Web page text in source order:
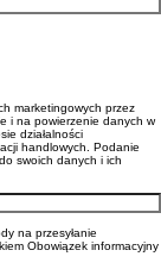
marketingowych przez
i na powierzenie danych w
działalności
handlowych. Podanie
swoich danych i ich
na przesyłanie
Obowiązek informacyjny